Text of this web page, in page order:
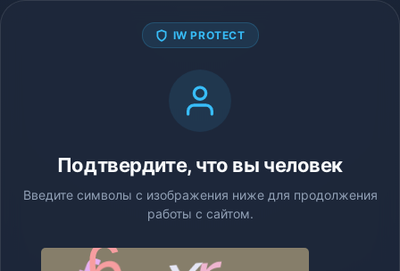
IW PROTECT
Подтвердите, что вы человек
Введите символы с изображения ниже для продолжения
работы с сайтом.